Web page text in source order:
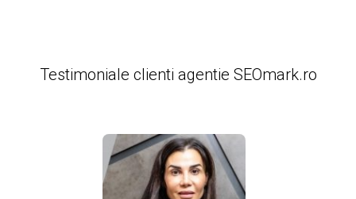
Testimoniale clienti agentie SEOmark.ro